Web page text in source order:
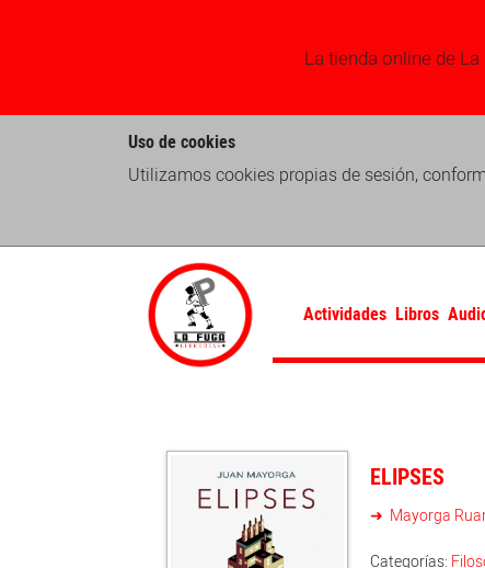
La tienda online de
Uso de cookies
Utilizamos cookies propias de sesión,
Actividades Libros
ELIPSES
Mayorga
Categorías: